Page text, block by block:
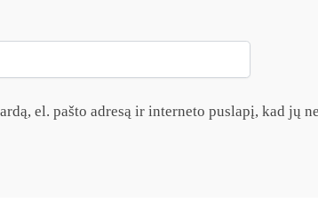
el. pašto adresą ir interneto puslapį, kad jų